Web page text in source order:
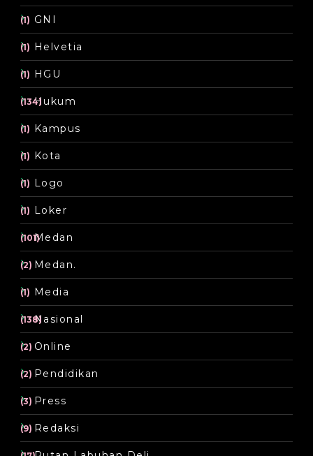
GNI
(1)
Helvetia
(1)
HGU
(1)
Hukum
(134)
Kampus
(1)
Kota
(1)
Logo
(1)
Loker
(1)
Medan
(101)
Medan.
(2)
Media
(1)
Nasional
(138)
Online
(2)
Pendidikan
(2)
Press
(3)
Redaksi
(9)